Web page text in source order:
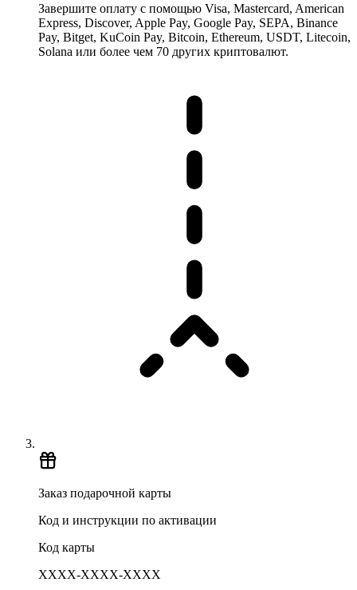
Завершите оплату с помощью Visa, Mastercard, American
Express, Discover, Apple Pay, Google Pay, SEPA, Binance
Pay, Bitget, KuCoin Pay, Bitcoin, Ethereum, USDT, Litecoin,
Solana или более чем 70 других криптовалют.
Заказ подарочной карты
Код и инструкции по активации
Код карты
XXXX-XXXX-XXXX